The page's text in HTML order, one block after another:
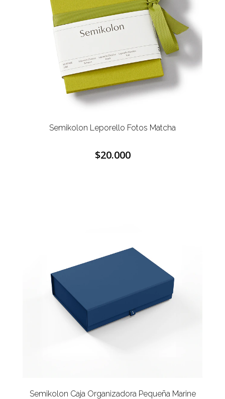
Semikolon Leporello Fotos Matcha
$20.000
Semikolon Caja Organizadora Pequeña Marine